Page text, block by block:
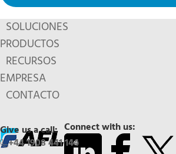
SOLUCIONES
PRODUCTOS
RECURSOS
EMPRESA
CONTACTO
Connect with us:
Give us a call:
+44 1908 441 144